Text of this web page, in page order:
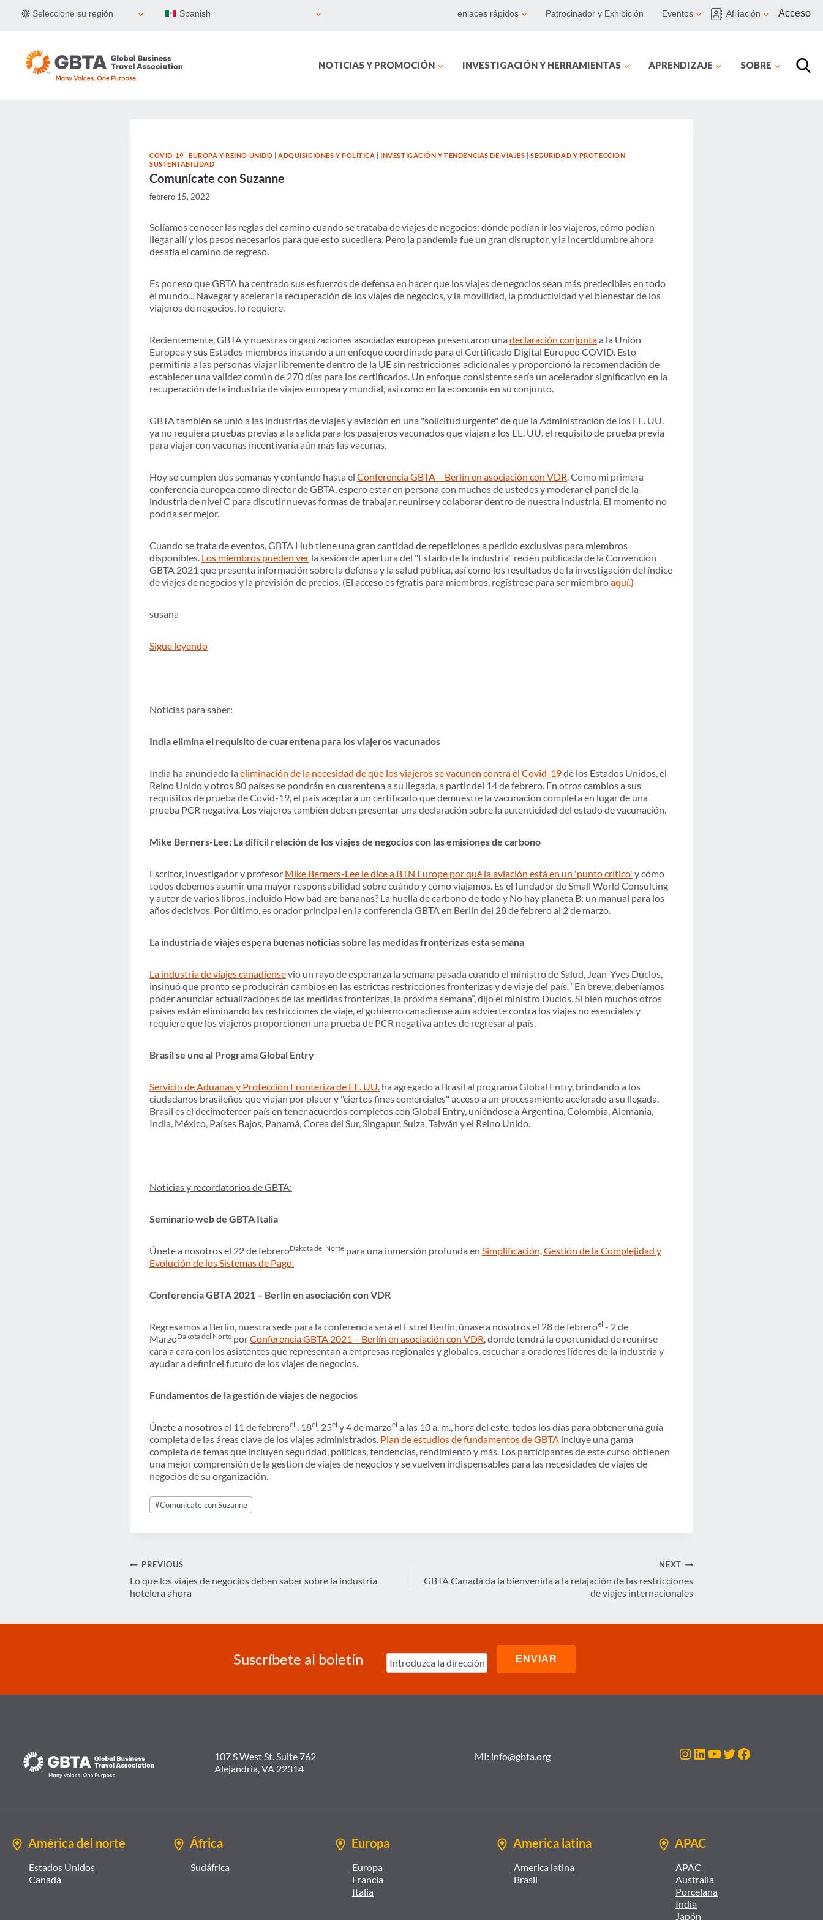
Seleccione su región Spanish enlaces rápidos Patrocinador y Exhibición Eventos Afiliación Acceso
NOTICIAS Y PROMOCIÓN INVESTIGACIÓN Y HERRAMIENTAS APRENDIZAJE SOBRE
COVID-19 |EUROPA Y REINO UNIDO |ADQUISICIONES Y POLÍTICA | INVESTIGACIÓN Y TENDENCIAS DE VIAJES |SEGURIDAD Y PROTECCION |
SUSTENTABILIDAD
Comunícate con Suzanne
febrero 15, 2022
Solíamos conocer las reglas del camino cuando se trataba de viajes de negocios: dónde podían ir los viajeros, cómo podían
llegar allí y los pasos necesarios para que esto sucediera. Pero la pandemia fue un gran disruptor, y la incertidumbre ahora
desafía el camino de regreso.
Es por eso que GBTA ha centrado sus esfuerzos de defensa en hacer que los viajes de negocios sean más predecibles en todo
el mundo... Navegar y acelerar la recuperación de los viajes de negocios, y la movilidad, la productividad y el bienestar de los
viajeros de negocios, lo requiere.
Recientemente, GBTA y nuestras organizaciones asociadas europeas presentaron una declaración conjuntaa la Unión
Europea y sus Estados miembros instando a un enfoque coordinado para el Certificado Digital Europeo COVID. Esto
permitiría a las personas viajar libremente dentro de la UE sin restricciones adicionales y proporcionó la recomendación de
establecer una validez común de 270 días para los certificados. Un enfoque consistente sería un acelerador significativoen la
recuperación de la industria de viajes europea y mundial, así como en la economía en su conjunto.
GBTA también se unió a las industrias de viajes y aviación en una "solicitud urgente" de que la Administración de los EE. UU.
ya no requiera pruebas previas a la salida para los pasajeros vacunados que viajan a los EE. UU. el requisito de prueba previa
para viajar con vacunas incentivaría aún más las vacunas.
Hoy se cumplen dos semanas y contando hasta el Conferencia GBTA – Berlín en asociación con VDR. Como mi primera
conferencia europea como director de GBTA, espero estar en persona con muchos de ustedes y moderar el panel de la
industria de nivel C para discutir nuevas formas de trabajar, reunirse y colaborar dentro de nuestra industria. El momento no
podría ser mejor.
Cuando se trata de eventos, GBTA Hub tiene una gran cantidad de repeticiones a pedido exclusivas para miembros
disponibles. Los miembros pueden ver la sesión de apertura del "Estado de la industria" recién publicada de la Convención
GBTA 2021 que presenta información sobre la defensa y la salud pública, así como los resultados de la investigación del índice
de viajes de negocios y la previsión de precios. (El acceso es fgratis para miembros, regístrese para ser miembroaquí.)
susana
Sigue leyendo
Noticias para saber:
India elimina el requisito de cuarentena para los viajeros vacunados
India ha anunciado la eliminación de la necesidad de que los viajeros se vacunen contra el Covid-19de los Estados Unidos, el
Reino Unido y otros 80 países se pondrán en cuarentena a su llegada, a partir del 14 de febrero. En otros cambios a sus
requisitos de prueba de Covid-19, el país aceptará un certificado que demuestre la vacunación completa en lugar de una
prueba PCR negativa. Los viajeros también deben presentar una declaración sobre la autenticidad del estado de vacunación.
Mike Berners-Lee: La difícil relación de los viajes de negocios con las emisiones de carbono
Escritor, investigador y profesor Mike Berners-Lee le dice a BTN Europe por qué la aviación está en un 'punto crítico' y cómo
todos debemos asumir una mayor responsabilidad sobre cuándo y cómo viajamos. Es el fundador de Small World Consulting
y autor de varios libros, incluido How bad are bananas? La huella de carbono de todo y No hay planeta B: un manual para los
años decisivos. Por último, es orador principal en la conferencia GBTA en Berlín del 28 de febrero al 2 de marzo.
La industria de viajes espera buenas noticias sobre las medidas fronterizas esta semana
La industria de viajes canadiensevio un rayo de esperanza la semana pasada cuando el ministro de Salud, Jean-Yves Duclos,
insinuó que pronto se producirán cambios en las estrictas restricciones fronterizas y de viaje del país. “En breve, deberíamos
poder anunciar actualizaciones de las medidas fronterizas, la próxima semana”, dijo el ministro Duclos. Si bien muchos otros
países están eliminando las restricciones de viaje, el gobierno canadiense aún advierte contra los viajes no esenciales y
requiere que los viajeros proporcionen una prueba de PCR negativa antes de regresar al país.
Brasil se une al Programa Global Entry
Servicio de Aduanas y Protección Fronteriza de EE. UU. ha agregado a Brasil al programa Global Entry, brindando a los
ciudadanos brasileños que viajan por placer y "ciertos fines comerciales" acceso a un procesamiento acelerado a su llegada.
Brasil es el decimotercer país en tener acuerdos completos con Global Entry, uniéndose a Argentina, Colombia, Alemania,
India, México, Países Bajos, Panamá, Corea del Sur, Singapur, Suiza, Taiwán y el Reino Unido.
Noticias y recordatorios de GBTA:
Seminario web de GBTA Italia
Únete a nosotros el 22 de febreroDakota del Norte para una inmersión profunda en Simplificación, Gestión de la Complejidad y
Evolución de los Sistemas de Pago.
Conferencia GBTA 2021 – Berlín en asociación con VDR
Regresamos a Berlín, nuestra sede para la conferencia será el Estrel Berlin, únase a nosotros el 28 de febreroel - 2 de
MarzoDakota del Norte porConferencia GBTA 2021 – Berlín en asociación con VDR, donde tendrá la oportunidad de reunirse
cara a cara con los asistentes que representan a empresas regionales y globales, escuchar a oradores líderes de la industria y
ayudar a definir el futuro de los viajes de negocios.
Fundamentos de la gestión de viajes de negocios
Únete a nosotros el 11 de febreroel , 18el, 25el y 4 de marzoel a las 10 a. m., hora del este, todos los días para obtener una guía
completa de las áreas clave de los viajes administrados. Plan de estudios de fundamentos de GBTA incluye una gama
completa de temas que incluyen seguridad, políticas, tendencias, rendimiento y más. Los participantes de este curso obtienen
una mejor comprensión de la gestión de viajes de negocios y se vuelven indispensables para las necesidades de viajes de
negocios de su organización.
Post
Tags:
#Comunícate con Suzanne
Navegación
de
entradas
PREVIOUS
Lo que los viajes de negocios deben saber sobre la industria
hotelera ahora
NEXT
GBTA Canadá da la bienvenida a la relajación de las restricciones
de viajes internacionales
Suscríbete al boletín
107 S West St. Suite 762
Alejandría, VA 22314
MI: info@gbta.org Instagram
LinkedIn
YouTube
Twitter
Facebook
América del norte
Estados Unidos
Canadá
África
Sudáfrica
Europa
Europa
Francia
Italia
America latina
America latina
Brasil
APAC
APAC
Australia
Porcelana
India
Japón